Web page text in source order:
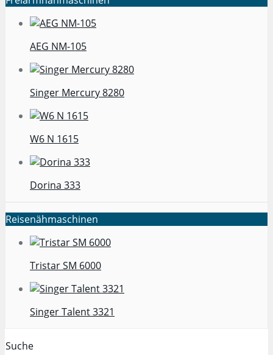
AEG NM-105
Singer Mercury 8280
W6 N 1615
Dorina 333
Reisenähmaschinen
Tristar SM 6000
Singer Talent 3321
Suche